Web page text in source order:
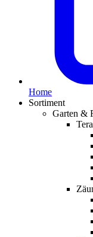
Home
Sortiment
Garten &